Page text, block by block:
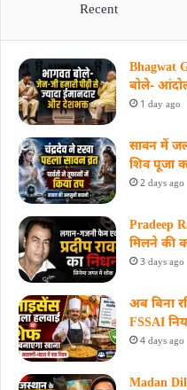
Recent
Bhagwat
बोले-
1 day ago
सावन में
शिव पूजा
2 days ago
Pradeep
मिलने की
3 days ago
अब बिना
FSSAI
4 days ago
Madan